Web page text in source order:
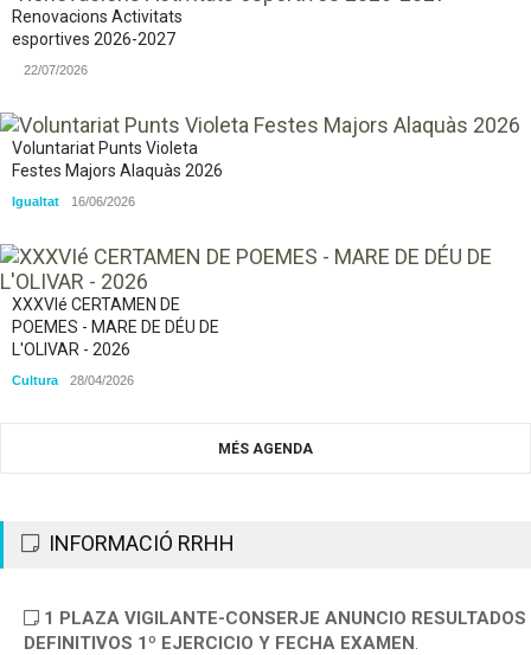
Renovacions Activitats
esportives 2026-2027
22/07/2026
Voluntariat Punts Violeta
Festes Majors Alaquàs 2026
Igualtat 16/06/2026
XXXVIé CERTAMEN DE
POEMES - MARE DE DÉU DE
L'OLIVAR - 2026
Cultura 28/04/2026
MÉS AGENDA
INFORMACIÓ RRHH
1 PLAZA VIGILANTE-CONSERJE ANUNCIO RESULTADOS
DEFINITIVOS 1º EJERCICIO Y FECHA EXAMEN